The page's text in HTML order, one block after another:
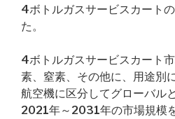
4ボトルガスサービスカート
た。
4ボトルガスサービスカート
素、窒素、その他に、用途別
航空機に区分してグローバル
2021年～2031年の市場規模